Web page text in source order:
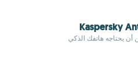
Kaspersky
أن يحتاجه هاتفك الذكي